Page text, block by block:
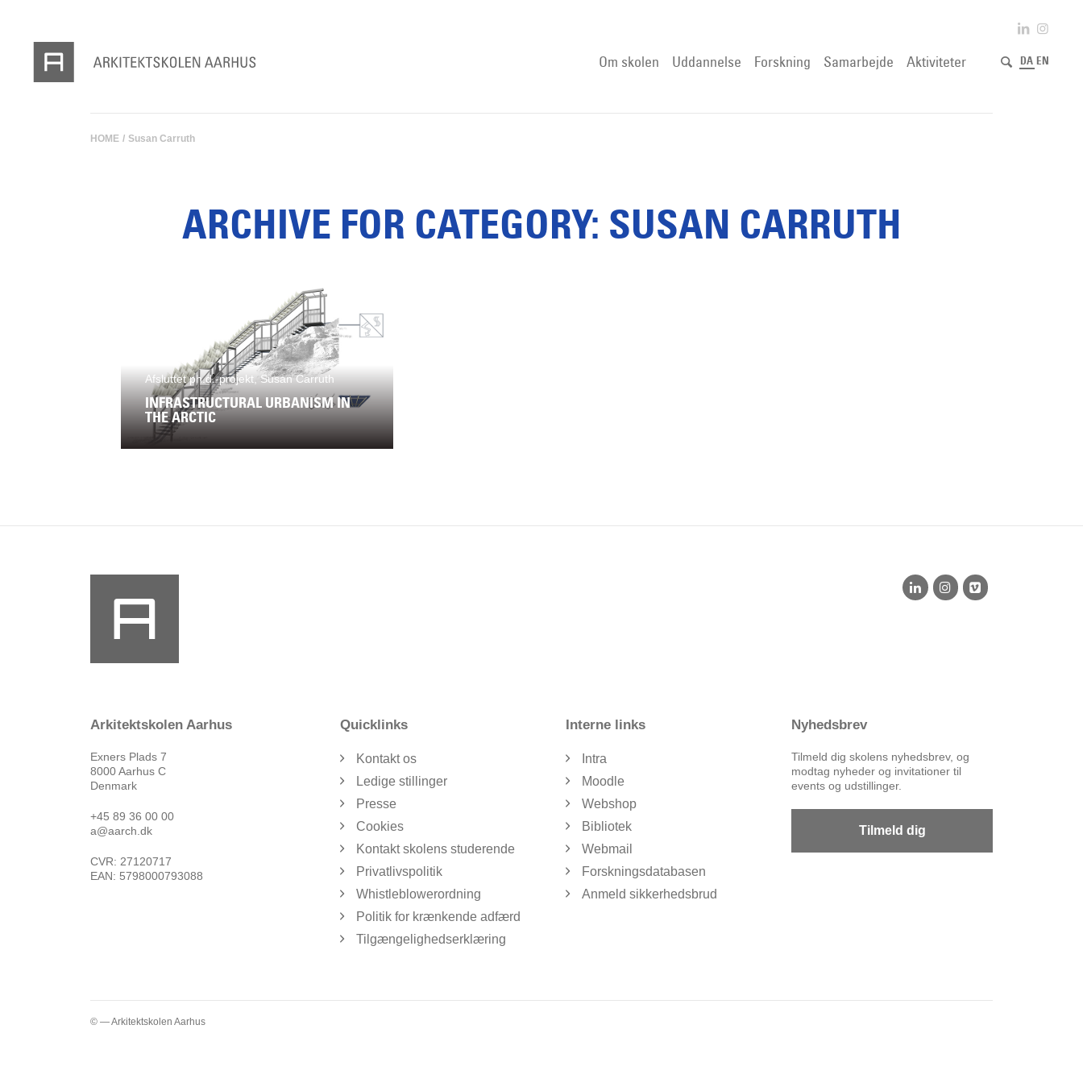
Om skolen Uddannelse Forskning Samarbejde Aktiviteter DA EN
HOME / Susan Carruth
ARCHIVE FOR CATEGORY: SUSAN CARRUTH
Afsluttet ph.d.-projekt, Susan Carruth
INFRASTRUCTURAL URBANISM IN
THE ARCTIC
Arkitektskolen Aarhus
Exners Plads 7
8000 Aarhus C
Denmark
+45 89 36 00 00
a@aarch.dk
CVR: 27120717
EAN: 5798000793088
Quicklinks
Kontakt os
Ledige stillinger
Presse
Cookies
Kontakt skolens studerende
Privatlivspolitik
Whistleblowerordning
Politik for krænkende adfærd
Tilgængelighedserklæring
Interne links
Intra
Moodle
Webshop
Bibliotek
Webmail
Forskningsdatabasen
Anmeld sikkerhedsbrud
Nyhedsbrev
Tilmeld dig skolens nyhedsbrev, og
modtag nyheder og invitationer til
events og udstillinger.
Tilmeld dig
© — Arkitektskolen Aarhus